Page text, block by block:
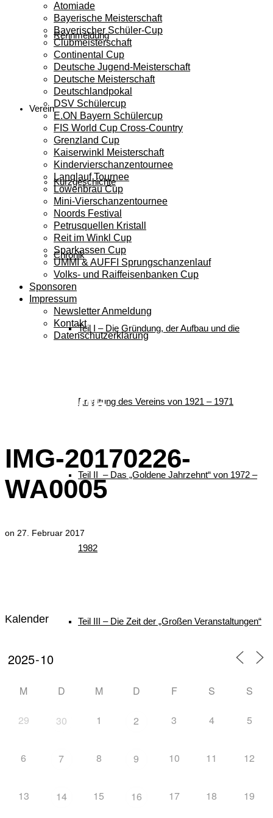
Rennmeldung
Verein
Kurzgeschichte
Chronik
Teil I – Die Gründung, der Aufbau und die
Erhaltung des Vereins von 1921 – 1971
Teil II – Das „Goldene Jahrzehnt“ von 1972 –
1982
Teil III – Die Zeit der „Großen Veranstaltungen“
von 1982 – 1996
Atomiade
Bayerische Meisterschaft
Bayerischer Schüler-Cup
Clubmeisterschaft
Continental Cup
Deutsche Jugend-Meisterschaft
Deutsche Meisterschaft
Deutschlandpokal
DSV Schülercup
E.ON Bayern Schülercup
FIS World Cup Cross-Country
Grenzland Cup
Kaiserwinkl Meisterschaft
Kindervierschanzentournee
Langlauf Tournee
Löwenbräu Cup
Mini-Vierschanzentournee
Noords Festival
Petrusquellen Kristall
Reit im Winkl Cup
Sparkassen Cup
UMMI & AUFFI Sprungschanzenlauf
Volks- und Raiffeisenbanken Cup
Sponsoren
Impressum
Newsletter Anmeldung
Kontakt
Datenschutzerklärung
WA0005
IMG-20170226-
WA0005
on 27. Februar 2017
Kalender
M D M D F S S
29 30 1 2 3 4 5
6 7 8 9 10 11 12
13 14 15 16 17 18 19